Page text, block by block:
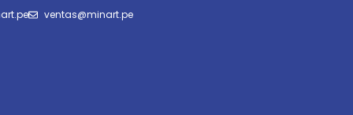
ventas@minart.pe